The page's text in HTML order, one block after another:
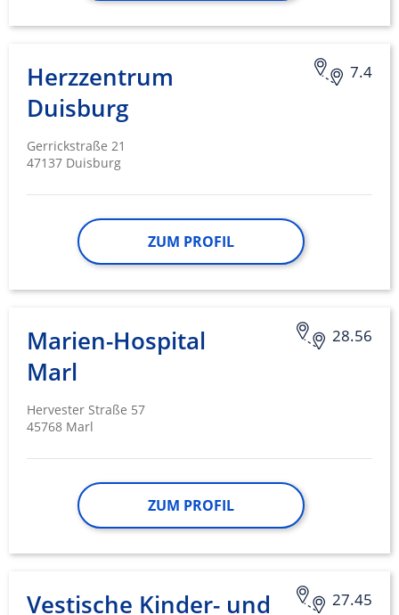
7.4
Herzzentrum
Duisburg
Gerrickstraße 21
47137 Duisburg
ZUM PROFIL
28.56
Marien-Hospital
Marl
Hervester Straße 57
45768 Marl
ZUM PROFIL
27.45
Vestische Kinder- und